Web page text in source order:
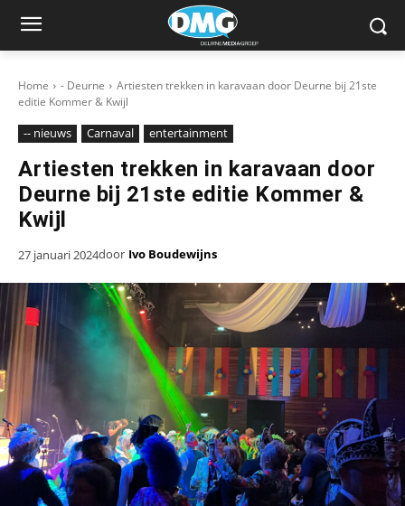
Home - Deurne
Artiesten trekken in karavaan door Deurne bij 21ste
editie Kommer & Kwijl
-- nieuws Carnaval entertainment
Artiesten trekken in karavaan door
Deurne bij 21ste editie Kommer &
Kwijl
27 januari 2024door Ivo Boudewijns